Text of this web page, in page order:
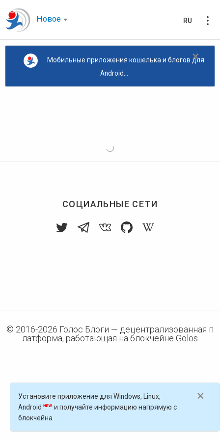
Новое RU
×
Мобильные приложения кошелька и блогов для
Android...
СОЦИАЛЬНЫЕ СЕТИ
© 2016-2026 Голос Блоги — децентрализованная п
латформа, работающая на блокчейне Golos
×
Установите приложение для Windows, Linux,
Android
и получайте информацию напрямую с
блокчейна